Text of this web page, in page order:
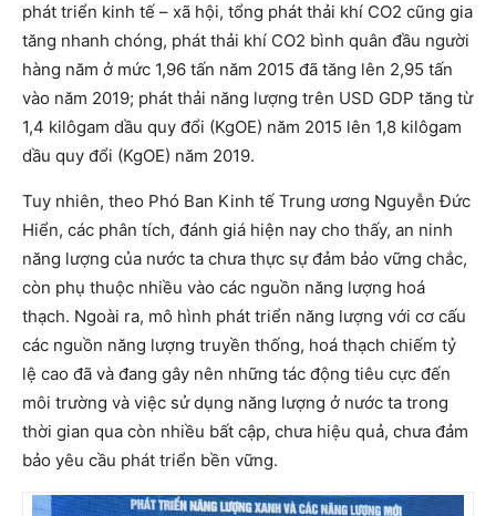
phát triển kinh tế – xã hội, tổng phát thải khí CO2 cũng gia
tăng nhanh chóng, phát thải khí CO2 bình quân đầu người
hàng năm ở mức 1,96 tấn năm 2015 đã tăng lên 2,95 tấn
vào năm 2019; phát thải năng lượng trên USD GDP tăng từ
1,4 kilôgam dầu quy đổi (KgOE) năm 2015 lên 1,8 kilôgam
dầu quy đổi (KgOE) năm 2019.
Tuy nhiên, theo Phó Ban Kinh tế Trung ương Nguyễn Đức
Hiển, các phân tích, đánh giá hiện nay cho thấy, an ninh
năng lượng của nước ta chưa thực sự đảm bảo vững chắc,
còn phụ thuộc nhiều vào các nguồn năng lượng hoá
thạch. Ngoài ra, mô hình phát triển năng lượng với cơ cấu
các nguồn năng lượng truyền thống, hoá thạch chiếm tỷ
lệ cao đã và đang gây nên những tác động tiêu cực đến
môi trường và việc sử dụng năng lượng ở nước ta trong
thời gian qua còn nhiều bất cập, chưa hiệu quả, chưa đảm
bảo yêu cầu phát triển bền vững.